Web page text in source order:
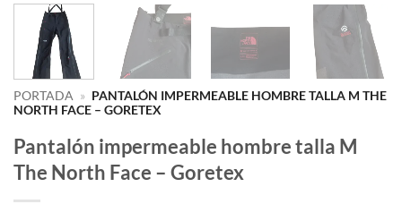
PORTADA » PANTALÓN IMPERMEABLE HOMBRE TALLA M THE
NORTH FACE – GORETEX
Pantalón impermeable hombre talla M
The North Face – Goretex